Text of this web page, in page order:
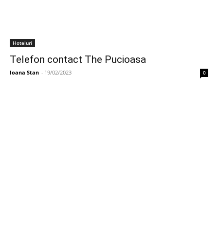
Hoteluri
Telefon contact The Pucioasa
Ioana Stan - 19/02/2023 0